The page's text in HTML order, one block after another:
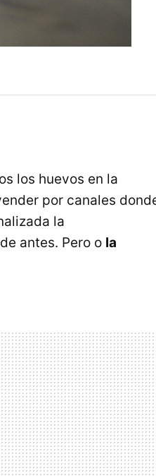
los huevos en la
por canales
la
antes. Pero o la